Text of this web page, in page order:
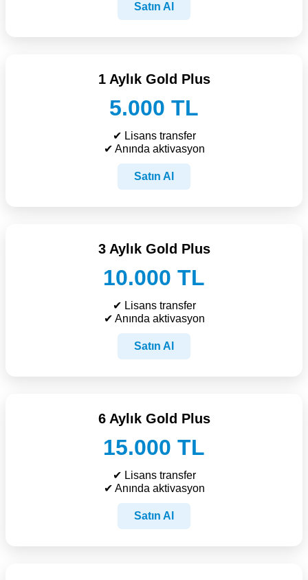
Satın Al
1 Aylık Gold Plus
5.000 TL
✔ Lisans transfer
✔ Anında aktivasyon
Satın Al
3 Aylık Gold Plus
10.000 TL
✔ Lisans transfer
✔ Anında aktivasyon
Satın Al
6 Aylık Gold Plus
15.000 TL
✔ Lisans transfer
✔ Anında aktivasyon
Satın Al